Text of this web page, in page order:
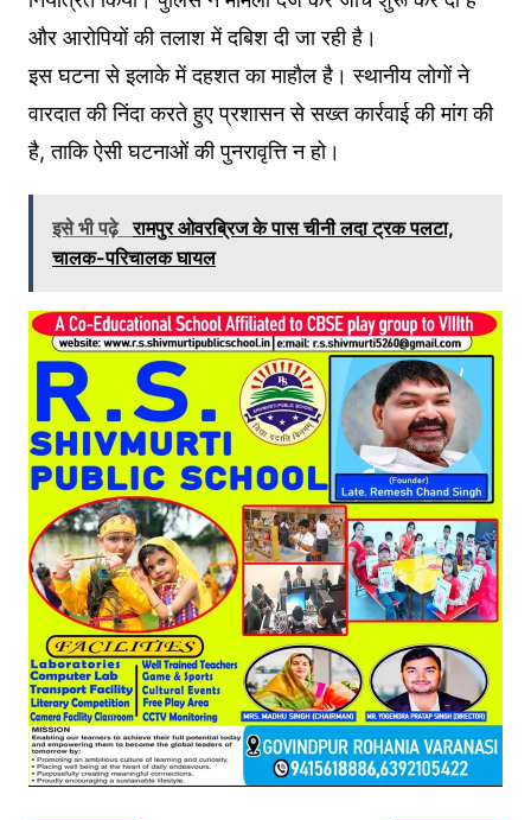
और आरोपियों की तलाश में दबिश दी जा रही है।
इस घटना से इलाके में दहशत का माहौल है। स्थानीय लोगों ने
वारदात की निंदा करते हुए प्रशासन से सख्त कार्रवाई की मांग की
है, ताकि ऐसी घटनाओं की पुनरावृत्ति न हो।
इसे भी पढ़े रामपुर ओवरब्रिज के पास चीनी लदा ट्रक पलटा,
चालक-परिचालक घायल